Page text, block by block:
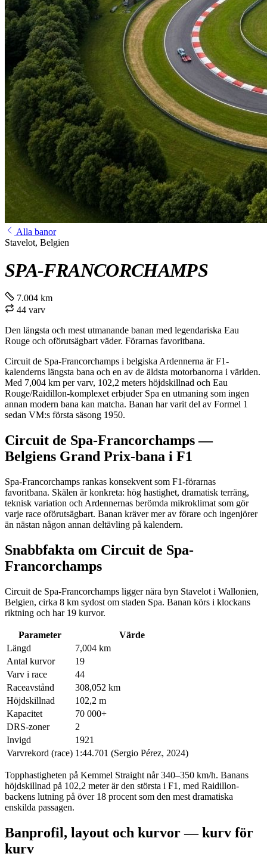
Alla banor
Stavelot, Belgien
SPA-FRANCORCHAMPS
7.004 km
44 varv
Den längsta och mest utmanande banan med legendariska Eau
Rouge och oförutsägbart väder. Förarnas favoritbana.
Circuit de Spa-Francorchamps i belgiska Ardennerna är F1-
kalenderns längsta bana och en av de äldsta motorbanorna i världen.
Med 7,004 km per varv, 102,2 meters höjdskillnad och Eau
Rouge/Raidillon-komplexet erbjuder Spa en utmaning som ingen
annan modern bana kan matcha. Banan har varit del av Formel 1
sedan VM:s första säsong 1950.
Circuit de Spa-Francorchamps —
Belgiens Grand Prix-bana i F1
Spa-Francorchamps rankas konsekvent som F1-förarnas
favoritbana. Skälen är konkreta: hög hastighet, dramatisk terräng,
teknisk variation och Ardennernas berömda mikroklimat som gör
varje race oförutsägbart. Banan kräver mer av förare och ingenjörer
än nästan någon annan deltävling på kalendern.
Snabbfakta om Circuit de Spa-
Francorchamps
Circuit de Spa-Francorchamps ligger nära byn Stavelot i Wallonien,
Belgien, cirka 8 km sydost om staden Spa. Banan körs i klockans
riktning och har 19 kurvor.
Parameter
Värde
Längd
7,004 km
Antal kurvor
19
Varv i race
44
Raceavstånd
308,052 km
Höjdskillnad
102,2 m
Kapacitet
70 000+
DRS-zoner
2
Invigd
1921
Varvrekord (race) 1:44.701 (Sergio Pérez, 2024)
Topphastigheten på Kemmel Straight når 340–350 km/h. Banans
höjdskillnad på 102,2 meter är den största i F1, med Raidillon-
backens lutning på över 18 procent som den mest dramatiska
enskilda passagen.
Banprofil, layout och kurvor — kurv för
kurv